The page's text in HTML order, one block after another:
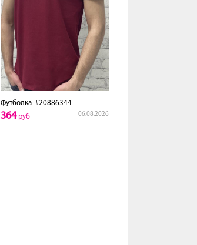
Футболка #20886344
06.08.2026
364руб